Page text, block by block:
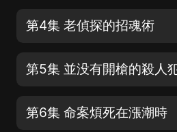
第4集 老偵探的招魂術
第5集 並没有開槍的殺人
第6集 命案煩死在漲潮時